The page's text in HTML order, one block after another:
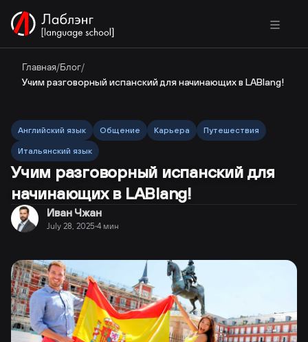
Главная/Блог/
Учим разговорный испанский для начинающих в LABlang!
Английский язык Общение Карьера Путешествия
Итальянский язык
Учим разговорный испанский для
начинающих в LABlang!
Иван Чжан
July 28, 2025·4мин